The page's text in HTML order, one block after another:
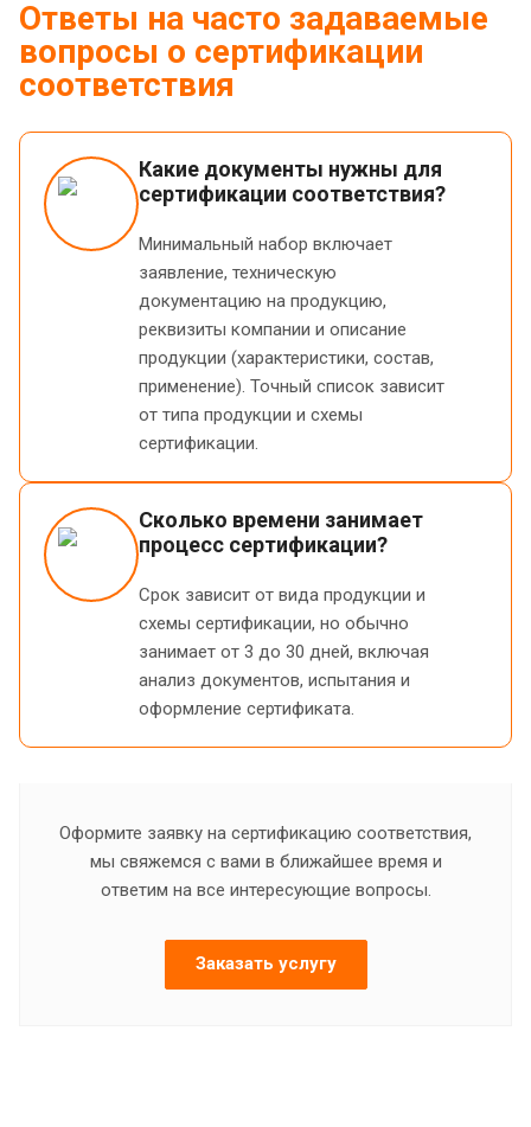
Ответы на часто задаваемые
вопросы о сертификации
соответствия
Какие документы нужны для
сертификации соответствия?
Минимальный набор включает
заявление, техническую
документацию на продукцию,
реквизиты компании и описание
продукции (характеристики, состав,
применение). Точный список зависит
от типа продукции и схемы
сертификации.
Сколько времени занимает
процесс сертификации?
Срок зависит от вида продукции и
схемы сертификации, но обычно
занимает от 3 до 30 дней, включая
анализ документов, испытания и
оформление сертификата.
Оформите заявку на сертификацию соответствия,
мы свяжемся с вами в ближайшее время и
ответим на все интересующие вопросы.
Заказать услугу